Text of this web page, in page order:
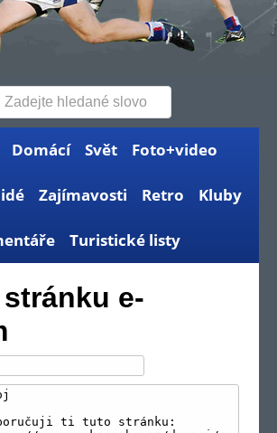
Domácí Svět Foto+video
Zajímavosti Retro Kluby
Turistické listy
e-